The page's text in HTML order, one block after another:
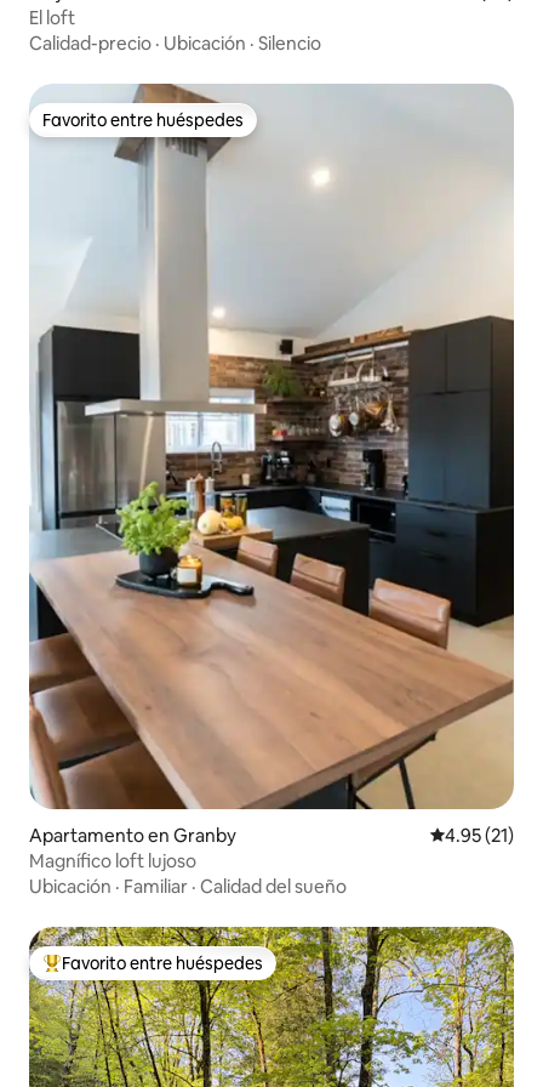
El loft
Calidad-precio · Ubicación · Silencio
Favorito entre huéspedes
Favorito entre huéspedes
Apartamento en Granby Calificación
4.95 (21)
Magnífico loft lujoso
Ubicación · Familiar · Calidad del sueño
Favorito entre huéspedes preferido
Favorito entre huéspedes